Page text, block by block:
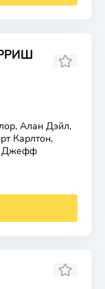
Алан Дэйл,
Карлтон,
Джефф